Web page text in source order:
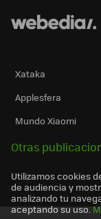
Xataka
Applesfera
Mundo Xiaomi
Otras
Utilizamos cookies
de audiencia y
analizando tu
aceptando su uso.